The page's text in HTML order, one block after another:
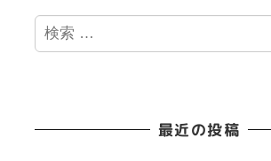
検
索
最近の投稿